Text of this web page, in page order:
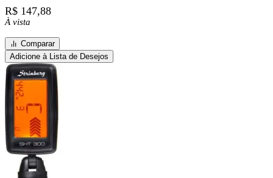
R$ 147,88
À vista
Comparar
Adicione à Lista de Desejos